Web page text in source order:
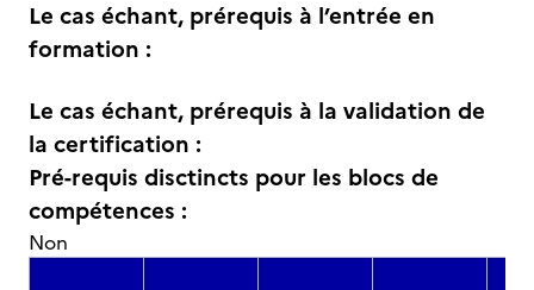
Le cas échant, prérequis à l’entrée en
formation :
Le cas échant, prérequis à la validation de
la certification :
Pré-requis disctincts pour les blocs de
compétences :
Non